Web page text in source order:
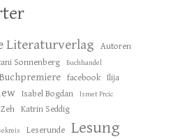
Literaturverlag Autoren
Sonnenberg
Buchhandel
Buchpremiere facebook Ilija
Isabel Bogdan
Ismet Prcic
Katrin Seddig
Leserunde Lesung